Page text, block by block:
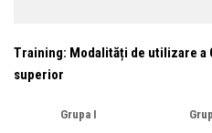
Training: Modalități de utilizare a
superior
Grupa I